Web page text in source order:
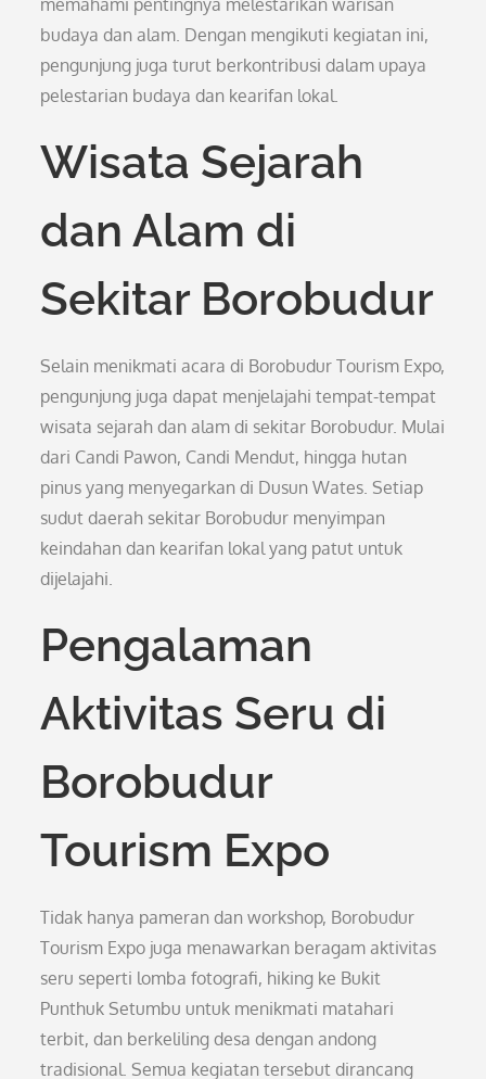
memahami pentingnya melestarikan warisan
budaya dan alam. Dengan mengikuti kegiatan ini,
pengunjung juga turut berkontribusi dalam upaya
pelestarian budaya dan kearifan lokal.
Wisata Sejarah
dan Alam di
Sekitar Borobudur
Selain menikmati acara di Borobudur Tourism Expo,
pengunjung juga dapat menjelajahi tempat-tempat
wisata sejarah dan alam di sekitar Borobudur. Mulai
dari Candi Pawon, Candi Mendut, hingga hutan
pinus yang menyegarkan di Dusun Wates. Setiap
sudut daerah sekitar Borobudur menyimpan
keindahan dan kearifan lokal yang patut untuk
dijelajahi.
Pengalaman
Aktivitas Seru di
Borobudur
Tourism Expo
Tidak hanya pameran dan workshop, Borobudur
Tourism Expo juga menawarkan beragam aktivitas
seru seperti lomba fotografi, hiking ke Bukit
Punthuk Setumbu untuk menikmati matahari
terbit, dan berkeliling desa dengan andong
tradisional. Semua kegiatan tersebut dirancang